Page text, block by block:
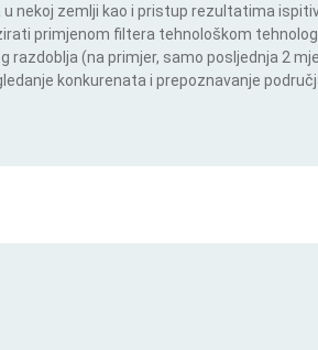
zemlji kao i pristup rezultatima
primjenom filtera tehnološkom
razdoblja (na primjer, samo posljednja 2
konkurenata i prepoznavanje